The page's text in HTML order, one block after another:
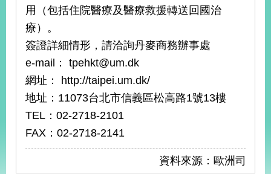
用（包括住院醫療及醫療救援轉送回國治
療）。
簽證詳細情形，請洽詢丹麥商務辦事處
e-mail： tpehkt@um.dk
網址： http://taipei.um.dk/
地址：11073台北市信義區松高路1號13樓
TEL：02-2718-2101
FAX：02-2718-2141
資料來源：歐洲司